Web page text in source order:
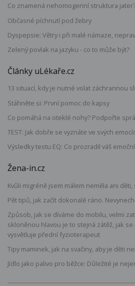
Co znamená nehomogenní struktura
Občasné píchnutí pod žebry
Dyspepsie: Větry i při malé námaze,
Zelený povlak na jazyku - co to může být?
Články uLékaře.cz
13 situací, kdy je nutné volat záchrannou
Stáhněte si: První pomoc do kapsy
Co pomáhá na oteklé nohy? Podpořte
TEST: Jak dobře se vyznáte ve svých
Výsledky testu EQ: Co prozradil váš
Žena-in.cz
Kvůli migréně jsem málem neměla ani
Pět tipů, jak začít dokonalé ráno.
Způsob, jak se díváme do mobilu, velmi
skloněnou hlavou je to stejná zátěž, jak
vysvětluje přední fyzioterapeut
Tipy maminek, jak na svačiny, aby je děti
Jídlo jako palivo pro běžce: Důležité je